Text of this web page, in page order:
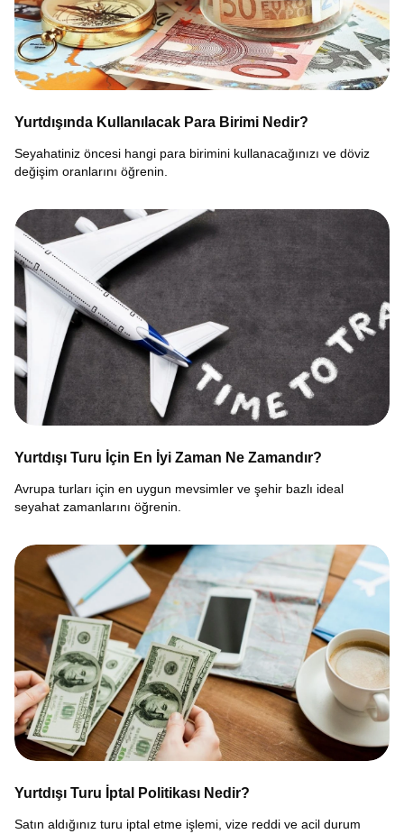
Yurtdışında Kullanılacak Para Birimi Nedir?
Seyahatiniz öncesi hangi para birimini kullanacağınızı ve döviz
değişim oranlarını öğrenin.
Yurtdışı Turu İçin En İyi Zaman Ne Zamandır?
Avrupa turları için en uygun mevsimler ve şehir bazlı ideal
seyahat zamanlarını öğrenin.
Yurtdışı Turu İptal Politikası Nedir?
Satın aldığınız turu iptal etme işlemi, vize reddi ve acil durum